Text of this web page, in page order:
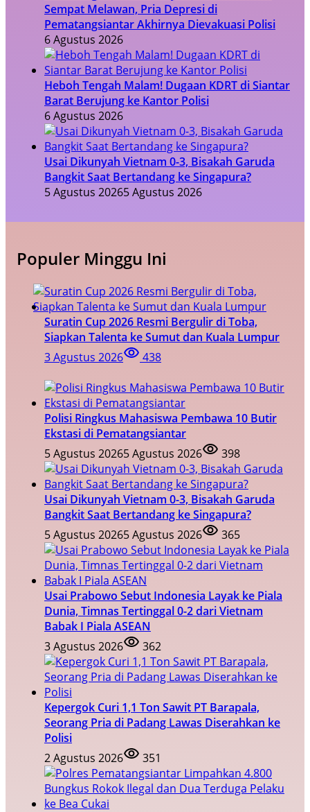
Sempat Melawan, Pria Depresi di
Pematangsiantar Akhirnya Dievakuasi Polisi
6 Agustus 2026
Heboh Tengah Malam! Dugaan KDRT di Siantar
Barat Berujung ke Kantor Polisi
6 Agustus 2026
Usai Dikunyah Vietnam 0-3, Bisakah Garuda
Bangkit Saat Bertandang ke Singapura?
5 Agustus 20265 Agustus 2026
Populer Minggu Ini
Suratin Cup 2026 Resmi Bergulir di Toba,
Siapkan Talenta ke Sumut dan Kuala Lumpur
3 Agustus 2026
438
Polisi Ringkus Mahasiswa Pembawa 10 Butir
Ekstasi di Pematangsiantar
5 Agustus 20265 Agustus 2026 398
Usai Dikunyah Vietnam 0-3, Bisakah Garuda
Bangkit Saat Bertandang ke Singapura?
5 Agustus 20265 Agustus 2026 365
Usai Prabowo Sebut Indonesia Layak ke Piala
Dunia, Timnas Tertinggal 0-2 dari Vietnam
Babak I Piala ASEAN
3 Agustus 2026
362
Kepergok Curi 1,1 Ton Sawit PT Barapala,
Seorang Pria di Padang Lawas Diserahkan ke
Polisi
2 Agustus 2026
351